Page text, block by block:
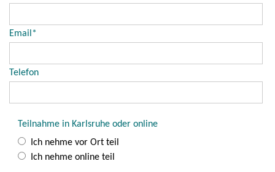
Pflichtfeld
Email *
Telefon
Teilnahme in Karlsruhe oder online
Ich nehme vor Ort teil
Ich nehme online teil